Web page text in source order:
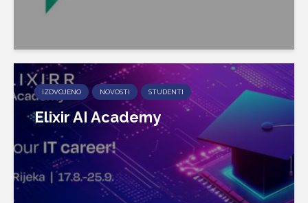
IZDVOJENO NOVOSTI STUDENTI
Elixir AI Academy